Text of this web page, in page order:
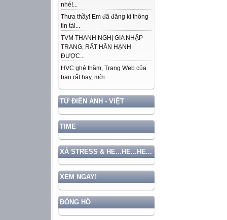
nhé!...
Thưa thầy! Em đã đăng kí thông
tin tài...
TVM THANH NGHỊ GIA NHẬP
TRANG, RẤT HÂN HẠNH
ĐƯỢC...
HVC ghé thăm, Trang Web của
bạn rất hay, mời...
TỪ ĐIỂN ANH - VIỆT
TIME
XẢ STRESS & HE...HE...HE...
XEM NGAY!
ĐỒNG HỒ